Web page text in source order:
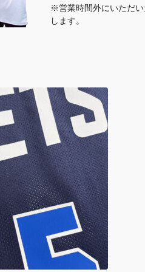
※営業時間外にいただ
します。